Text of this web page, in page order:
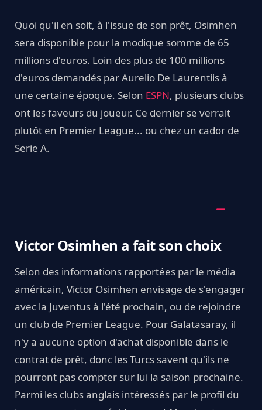
Quoi qu'il en soit, à l'issue de son prêt, Osimhen
sera disponible pour la modique somme de 65
millions d'euros. Loin des plus de 100 millions
d'euros demandés par Aurelio De Laurentiis à
une certaine époque. Selon ESPN, plusieurs clubs
ont les faveurs du joueur. Ce dernier se verrait
plutôt en Premier League... ou chez un cador de
Serie A.
Victor Osimhen a fait son choix
Selon des informations rapportées par le média
américain, Victor Osimhen envisage de s'engager
avec la Juventus à l'été prochain, ou de rejoindre
un club de Premier League. Pour Galatasaray, il
n'y a aucune option d'achat disponible dans le
contrat de prêt, donc les Turcs savent qu'ils ne
pourront pas compter sur lui la saison prochaine.
Parmi les clubs anglais intéressés par le profil du